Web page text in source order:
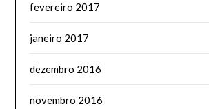
fevereiro 2017
janeiro 2017
dezembro 2016
novembro 2016